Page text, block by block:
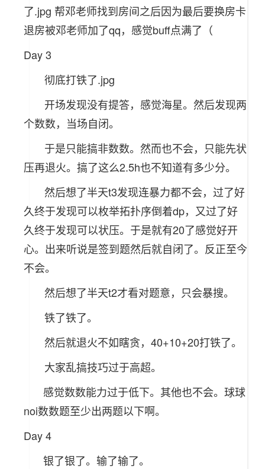
了.jpg 帮邓老师找到房间之后因为最后要换房卡
退房被邓老师加了qq，感觉buff点满了（
Day 3
彻底打铁了.jpg
开场发现没有提答，感觉海星。然后发现两
个数数，当场自闭。
于是只能搞非数数。然而也不会，只能先状
压再退火。搞了这么2.5h也不知道有多少分。
然后想了半天t3发现连暴力都不会，过了好
久终于发现可以枚举拓扑序倒着dp，又过了好
久终于发现可以状压。于是就有20了感觉好开
心。出来听说是签到题然后就自闭了。反正至今
不会。
然后想了半天t2才看对题意，只会暴搜。
铁了铁了。
然后就退火不如瞎贪，40+10+20打铁了。
大家乱搞技巧过于高超。
感觉数数能力过于低下。其他也不会。球球
noi数数题至少出两题以下啊。
Day 4
银了银了。输了输了。